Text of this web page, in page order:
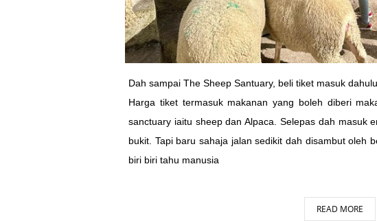
Dah sampai The Sheep Santuary, beli tiket masuk
Harga tiket termasuk makanan yang boleh diberi
sanctuary iaitu sheep dan Alpaca. Selepas dah masuk
bukit. Tapi baru sahaja jalan sedikit dah disambut oleh
biri biri tahu manusia
READ MORE